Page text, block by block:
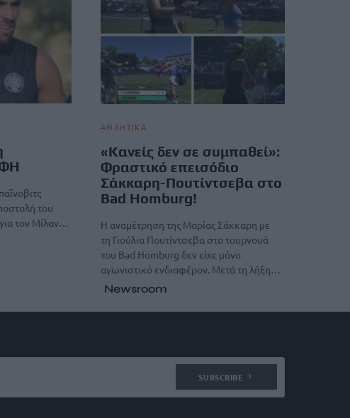
του
τον Μίλαν…
ΑΘΛΗΤΙΚΑ
«Κανείς δεν σε συμπαθεί»:
Φραστικό επεισόδιο
Σάκκαρη-Πουτίντσεβα στο
Bad Homburg!
Η αναμέτρηση της Μαρίας Σάκκαρη με
τη Γιούλια Πουτίντσεβα στο τουρνουά
του Bad Homburg δεν είχε μόνο
αγωνιστικό ενδιαφέρον. Μετά τη λήξη…
Newsroom
SUBSCRIBE